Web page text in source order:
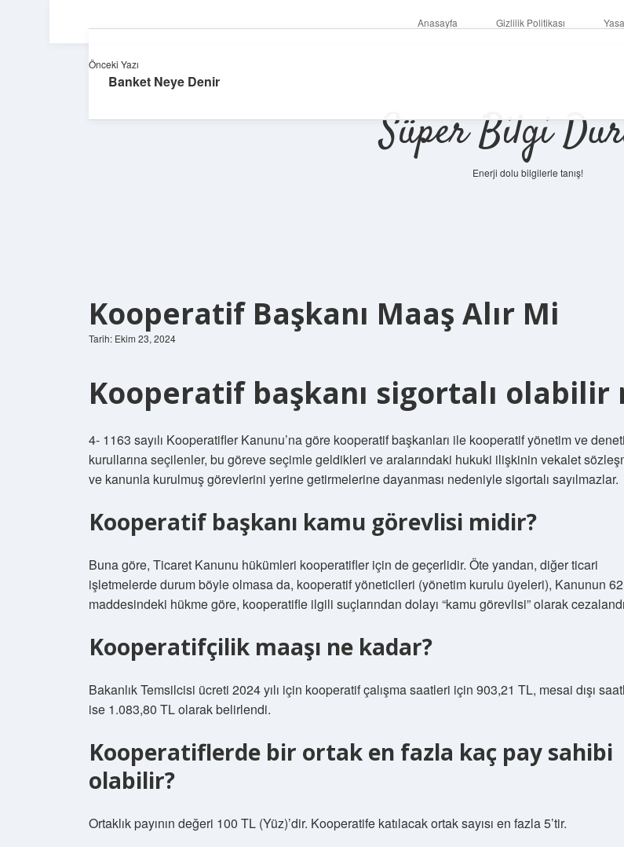
Anasayfa Gizlilik Politikası
Süper Bilgi
Enerji dolu bilgilerle tanış!
Kooperatif Başkanı Maaş Alır Mi
Tarih: Ekim 23, 2024
Kooperatif başkanı sigortalı olabilir
4- 1163 sayılı Kooperatifler Kanunu’na göre kooperatif başkanları ile kooperatif yönetim ve
kurullarına seçilenler, bu göreve seçimle geldikleri ve aralarındaki hukuki ilişkinin vekalet
ve kanunla kurulmuş görevlerini yerine getirmelerine dayanması nedeniyle sigortalı sayılmazlar.
Kooperatif başkanı kamu görevlisi midir?
Buna göre, Ticaret Kanunu hükümleri kooperatifler için de geçerlidir. Öte yandan, diğer ticari
işletmelerde durum böyle olmasa da, kooperatif yöneticileri (yönetim kurulu üyeleri), Kanunun
maddesindeki hükme göre, kooperatifle ilgili suçlarından dolayı “kamu görevlisi” olarak
Kooperatifçilik maaşı ne kadar?
Bakanlık Temsilcisi ücreti 2024 yılı için kooperatif çalışma saatleri için 903,21 TL, mesai dışı
ise 1.083,80 TL olarak belirlendi.
Kooperatiflerde bir ortak en fazla kaç pay sahibi
olabilir?
Ortaklık payının değeri 100 TL (Yüz)’dir. Kooperatife katılacak ortak sayısı en fazla 5’tir.
Önceki Yazı
Banket Neye Denir